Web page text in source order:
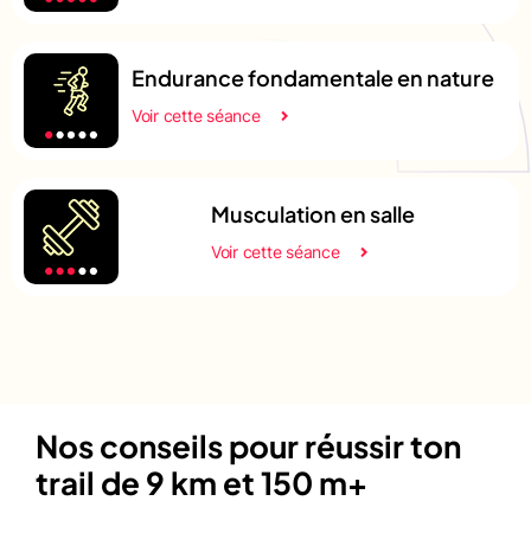
Endurance fondamentale en nature
Voir cette séance
Musculation en salle
Voir cette séance
Nos conseils pour réussir ton
trail de 9 km et 150 m+